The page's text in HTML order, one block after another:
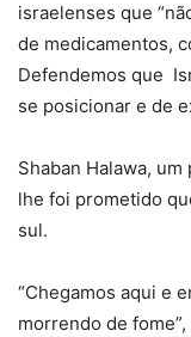
israelenses que
de medicamentos,
Defendemos que
se posicionar e de
Shaban Halawa,
lhe foi prometido
sul.
“Chegamos aqui e
morrendo de